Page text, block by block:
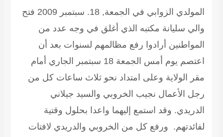
المولدي الزوابي في الجمعة, 18. سبتمبر 2009
فتح
والي سليانة مكتبه الذي أغلق في وجه عدد من
المواطنين أرادوا رفع مظالمهم لسنوات بعد أن
اعتصم يوم أمس الجمعة 18 سبتمبر الجاري أمام
مقر الولاية وعلى امتداد نحو ثلاث ساعات كل من
رجل الأعمال نجيب الخروبي والسيد جيلاني
الدريدي. وقد استمع إليهما واعدا بحلول وقتية
لفائدتهم. ورفع كل من الخروبي والدريدي لافتات